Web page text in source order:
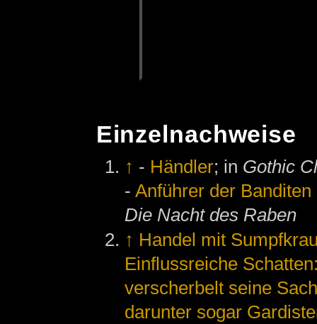
Einzelnachweise
↑ - Händler; in Gothic
-Anführer der Banditen
Die Nacht des Raben
↑ Handel mit
Einflussreiche
verscherbelt seine
darunter sogar